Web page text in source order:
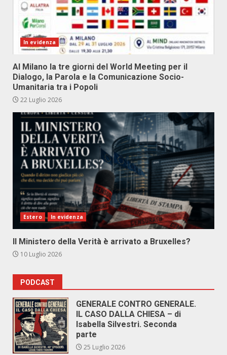
In evidenza
Al Milano la tre giorni del World Meeting per il
Dialogo, la Parola e la Comunicazione Socio-
Umanitaria tra i Popoli
22 Luglio 2026
Estero In evidenza
Il Ministero della Verità è arrivato a Bruxelles?
10 Luglio 2026
PODCAST
GENERALE CONTRO GENERALE.
IL CASO DALLA CHIESA – di
Isabella Silvestri. Seconda
parte
25 Luglio 2026